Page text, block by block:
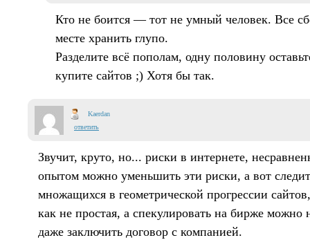
Кто не боится — тот не умный человек. Все
месте хранить глупо.
Разделите всё пополам, одну половину
купите сайтов ;) Хотя бы так.
Kaerdan
ответить
Звучит, круто, но... риски в интернете,
опытом можно уменьшить эти риски, а вот
множащихся в геометрической прогрессии
как не простая, а спекулировать на бирже можно
даже заключить договор с компанией.